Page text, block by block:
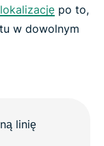
po to,
w dowolnym